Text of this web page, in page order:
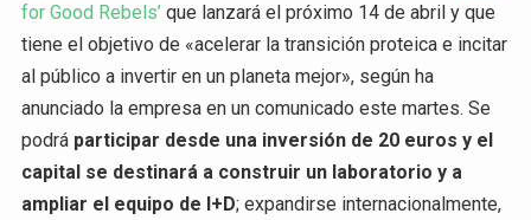
for Good Rebels’que lanzará el próximo 14 de abril y que
tiene el objetivo de «acelerar la transición proteica e incitar
al público a invertir en un planeta mejor», según ha
anunciado la empresa en un comunicado este martes. Se
podrá participar desde una inversión de 20 euros y el
capital se destinará a construir un laboratorio y a
ampliar el equipo de I+D; expandirse internacionalmente,